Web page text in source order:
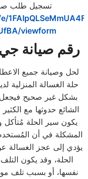
تسجيل طلب
viewform
رقم صيانة
حلة الغسالة المنزلية
بشكل غير صحيح
الشائع حدوثها مع
يكون سير الحلة مُتأكل
المشكلة في أن
يؤدي إلى عجز الغسالة
الحلة، وقد يكون
نفسها، أو بسبب تلف